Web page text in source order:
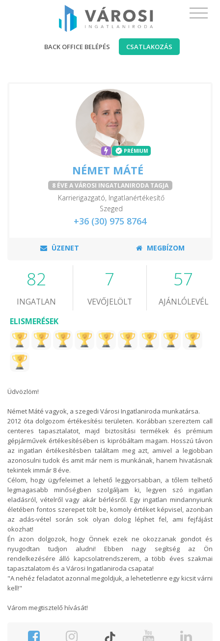
BACK OFFICE BELÉPÉS CSATLAKOZÁS
PRÉMIUM
NÉMET MÁTÉ
8 ÉVE A VÁROSI INGATLANIRODA TAGJA
Karrierigazgató, Ingatlanértékesítő
Szeged
+36 (30) 975 8764
ÜZENET MEGBÍZOM
82
INGATLAN
7
VEVŐJELÖLT
57
AJÁNLÓLEVÉL
ELISMERÉSEK
Üdvözlöm!
Német Máté vagyok, a szegedi Városi Ingatlaniroda munkatársa.
2012 óta dolgozom értékesítési területen. Korábban szereztem call
centeres tapasztalatot, majd biztosítási termékek és prémium
gépjárművek értékesítésében is kipróbáltam magam. Hosszú távon
az ingatlan értékesítésben találtam meg azt, amivel a legjobban
azonosulni tudok és amit már nem is munkának, hanem hivatásnak
tekintek immár 8 éve.
Célom, hogy ügyfeleimet a lehető leggyorsabban, a tőlem telhető
legmagasabb minőségben szolgáljam ki, legyen szó ingatlan
eladásról, vételről vagy akár bérlésről. Egy ingatlan mindannyiunk
életében fontos szerepet tölt be, komoly értéket képvisel, azonban
az adás-vétel során sok olyan dolog léphet fel, ami fejfájást
okozhat!
Én azon dolgozok, hogy Önnek ezek ne okozzanak gondot és
nyugodtan tudjon aludni! Ebben nagy segítség az Ön
rendelkezésére álló kapcsolatrendszerem, a több éves szakmai
tapasztalatom és a Városi Ingatlaniroda csapata!
"A nehéz feladatot azonnal megoldjuk, a lehetetlenre egy kicsit várni
kell!"
Várom megtisztelő hívását!